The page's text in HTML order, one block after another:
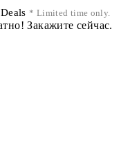
* Limited time only.
Закажите сейчас.